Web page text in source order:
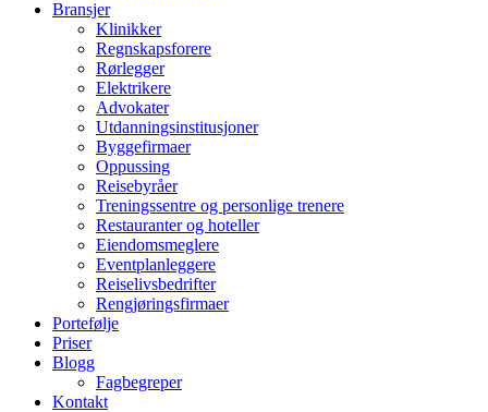
Bransjer
Klinikker
Regnskapsforere
Rørlegger
Elektrikere
Advokater
Utdanningsinstitusjoner
Byggefirmaer
Oppussing
Reisebyråer
Treningssentre og personlige trenere
Restauranter og hoteller
Eiendomsmeglere
Eventplanleggere
Reiselivsbedrifter
Rengjøringsfirmaer
Portefølje
Priser
Blogg
Fagbegreper
Kontakt